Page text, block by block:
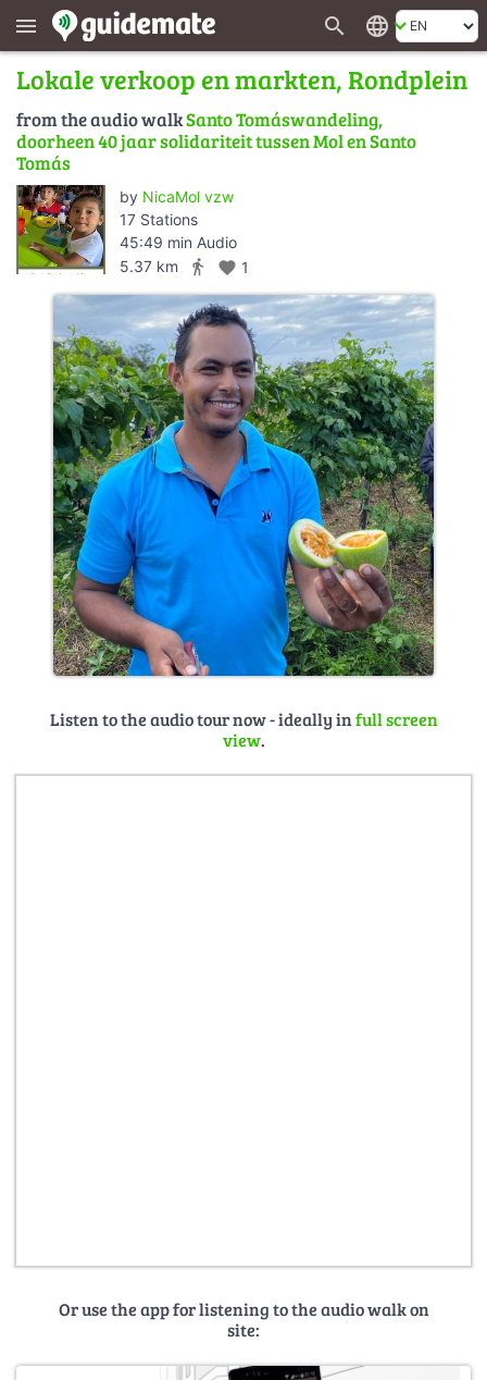
menu search language
Lokale verkoop en markten, Rondplein
from the audio walkSanto Tomáswandeling,
doorheen 40 jaar solidariteit tussen Mol en Santo
Tomás
by NicaMol vzw
17 Stations
45:49 min Audio
5.37 km
directions_walk favorite 1
Listen to the audio tour now - ideally infull screen
view.
Or use the app for listening to the audio walk on
site: